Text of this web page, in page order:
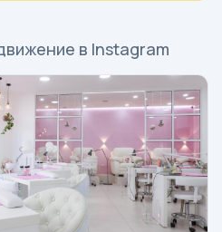
в Instagram